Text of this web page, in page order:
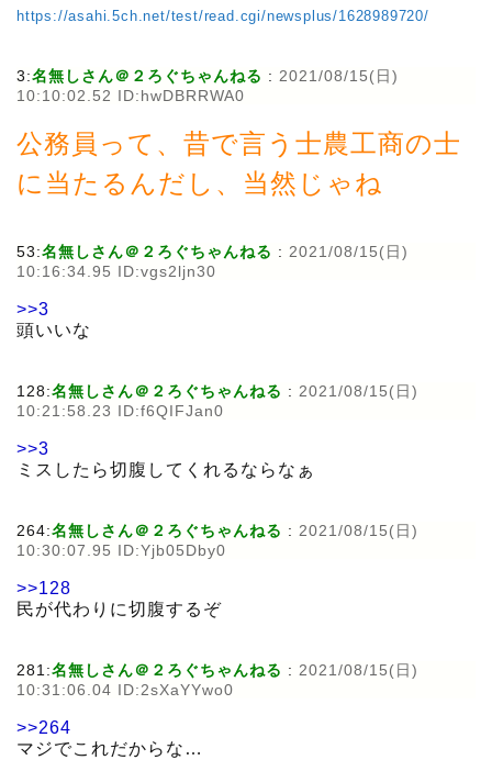
https://asahi.5ch.net/test/read.cgi/newsplus/1628989720/
3:名無しさん＠２ろぐちゃんねる : 2021/08/15(日)
10:10:02.52 ID:hwDBRRWA0
公務員って、昔で言う士農工商の士
に当たるんだし、当然じゃね
53:名無しさん＠２ろぐちゃんねる : 2021/08/15(日)
10:16:34.95 ID:vgs2ljn30
>>3
頭いいな
128:名無しさん＠２ろぐちゃんねる : 2021/08/15(日)
10:21:58.23 ID:f6QIFJan0
>>3
ミスしたら切腹してくれるならなぁ
264:名無しさん＠２ろぐちゃんねる : 2021/08/15(日)
10:30:07.95 ID:Yjb05Dby0
>>128
民が代わりに切腹するぞ
281:名無しさん＠２ろぐちゃんねる : 2021/08/15(日)
10:31:06.04 ID:2sXaYYwo0
>>264
マジでこれだからな…